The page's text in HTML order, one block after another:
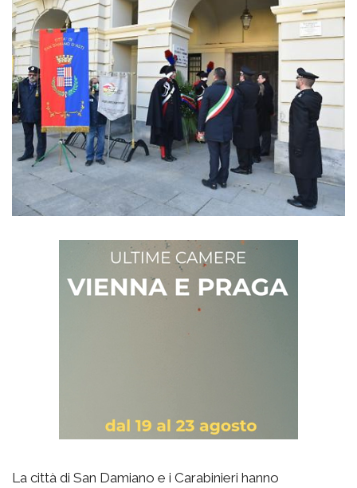
La città di San Damiano e i Carabinieri hanno